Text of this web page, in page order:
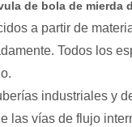
de bola de mierda
a partir de
Todos los
industriales y
las vías de flujo